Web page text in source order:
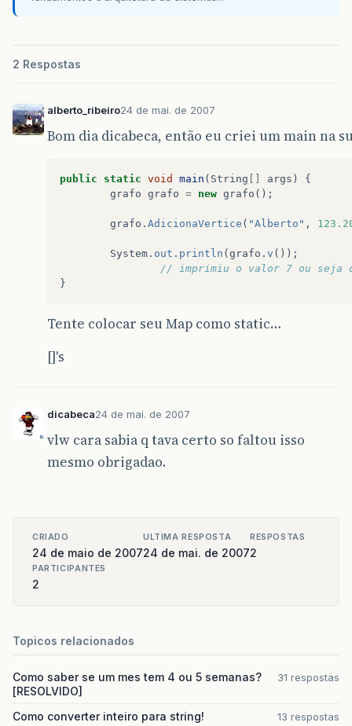
g2d.setColor (
g2d. drawArc (15 ,35 ,80,80 ,0,360 );
}
2 Respostas
alberto_ribeiro24 de mai. de 2007
Bom dia dicabeca, então eu criei um main na
public static void main ( String args )
{
grafo grafo = new grafo ();
grafo . AdicionaVertice ( "Alberto" ,
System . out . println ( grafo . v ());
// imprimiu o valor 7 ou seja
}
Tente colocar seu Map como static…
[]'s
dicabeca24 de mai. de 2007
vlw cara sabia q tava certo so faltou isso
mesmo obrigadao.
CRIADO
24 de maio de 2007
ULTIMA RESPOSTA
24 de mai. de 2007
RESPOSTAS
2
PARTICIPANTES
2
Topicos relacionados
Como saber se um mes tem 4 ou 5 semanas?
[RESOLVIDO]
31 respostas
Como converter inteiro para string! 13 respostas